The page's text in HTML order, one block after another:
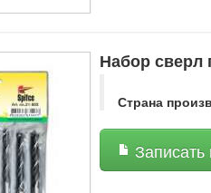
Набор сверл
Страна
Записать